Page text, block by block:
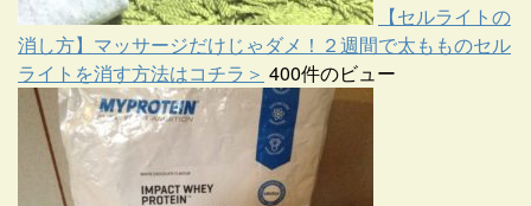
【セルライトの
消し方】マッサージだけじゃダメ！２週間で太もものセル
ライトを消す方法はコチラ＞ 400件のビュー